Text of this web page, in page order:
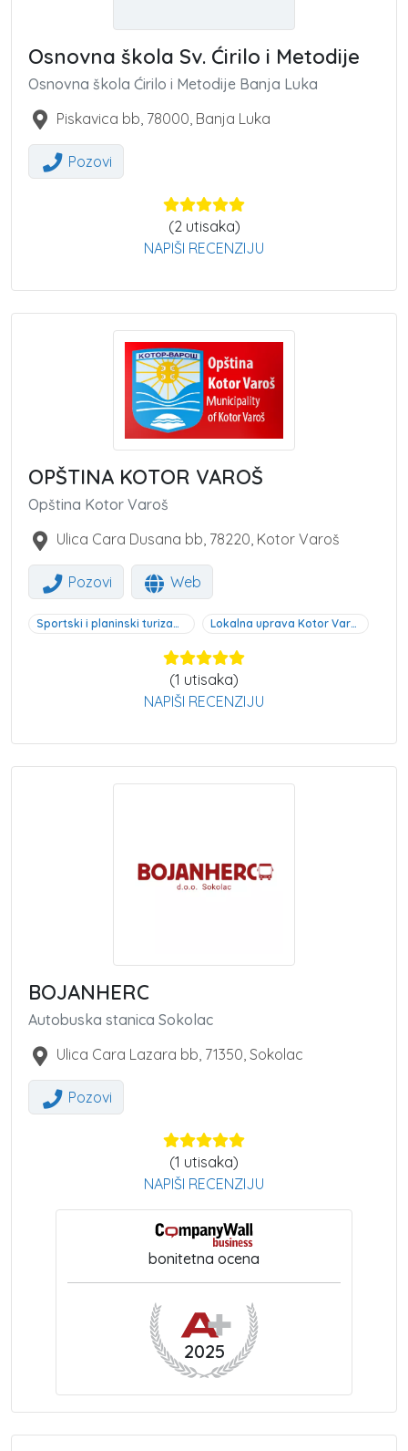
Osnovna škola Sv. Ćirilo i Metodije
Osnovna škola Ćirilo i Metodije Banja Luka
Piskavica bb 78000 Banja Luka
Pozovi
(2 utisaka)
NAPIŠI RECENZIJU
OPŠTINA KOTOR VAROŠ
Opština Kotor Varoš
Ulica Cara Dusana bb, 78220, Kotor Varoš
Pozovi Web
Sportski i planinski turizam Kotor Varoš Lokalna uprava Kotor Varoš
(1 utisaka)
NAPIŠI RECENZIJU
BOJANHERC
Autobuska stanica Sokolac
Ulica Cara Lazara bb, 71350, Sokolac
Pozovi
(1 utisaka)
NAPIŠI RECENZIJU
bonitetna ocena
2025